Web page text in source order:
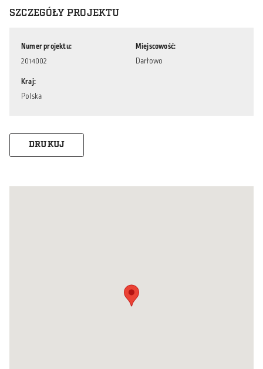
SZCZEGÓŁY PROJEKTU
Numer projektu
2014002
Kraj
Polska
Miejscowość
Darłowo
DRUKUJ